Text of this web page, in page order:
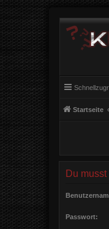
Startseite
Du
Passwort: